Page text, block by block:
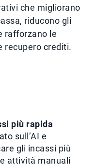
che migliorano
riducono gli
rafforzano le
recupero crediti.
più rapida
sull’AI e
gli incassi più
attività manuali